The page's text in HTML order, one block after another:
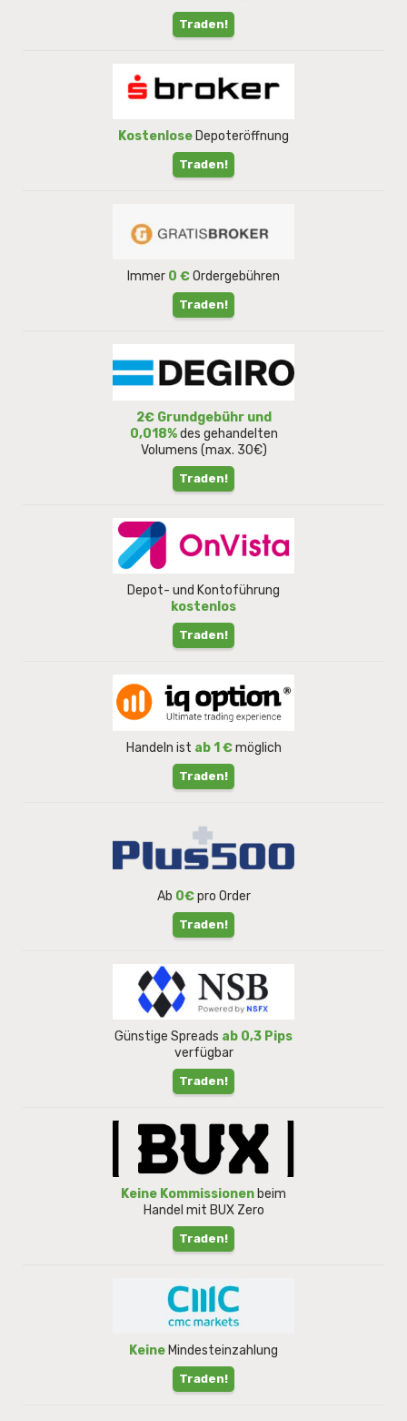
Traden!
Kostenlose Depoteröffnung
Traden!
Immer 0 €Ordergebühren
Traden!
2€ Grundgebühr und
0,018%des gehandelten
Volumens (max. 30€)
Traden!
Depot- und Kontoführung
kostenlos
Traden!
Handeln ist ab 1 €möglich
Traden!
Ab 0€pro Order
Traden!
Günstige Spreads ab 0,3 Pips
verfügbar
Traden!
Keine Kommissionen beim
Handel mit BUX Zero
Traden!
Keine Mindesteinzahlung
Traden!